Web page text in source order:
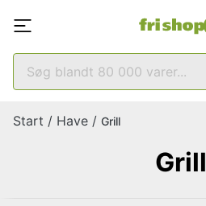
Start / Have / Grill
Grill